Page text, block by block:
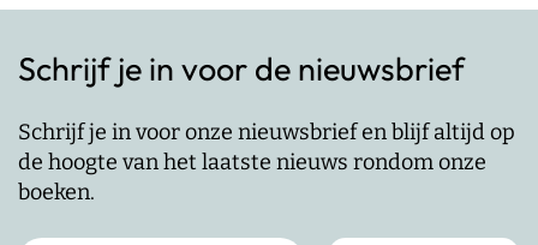
Schrijf je in voor de nieuwsbrief
Schrijf je in voor onze nieuwsbrief en blijf altijd op
de hoogte van het laatste nieuws rondom onze
boeken.